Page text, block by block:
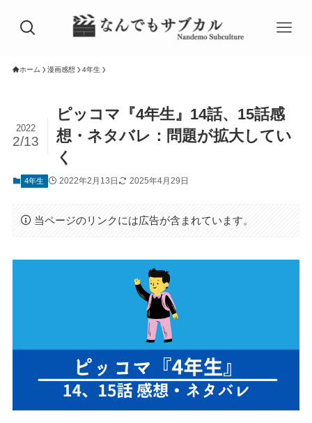
ホーム 漫画感想 4年生
ピッコマ『4年生』14話、15話感
想・ネタバレ：問題が拡大してい
く
2022
2/13
4年生 2022年2月13日 2025年4月29日
当ページのリンクには広告が含まれています。